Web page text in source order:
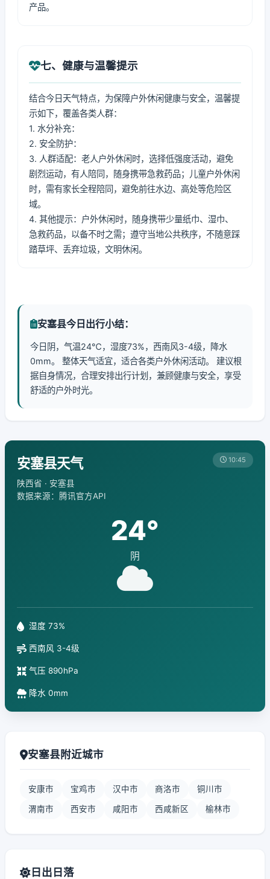
产品。
七、健康与温馨提示
结合今日天气特点，为保障户外休闲健康与安全，温馨提
示如下，覆盖各类人群：
1. 水分补充：
2. 安全防护：
3. 人群适配：老人户外休闲时，选择低强度活动，避免
剧烈运动，有人陪同，随身携带急救药品；儿童户外休闲
时，需有家长全程陪同，避免前往水边、高处等危险区
域。
4. 其他提示：户外休闲时，随身携带少量纸巾、湿巾、
急救药品，以备不时之需；遵守当地公共秩序，不随意踩
踏草坪、丢弃垃圾，文明休闲。
安塞县今日出行小结：
今日阴，气温24℃，湿度73%，西南风3-4级，降水
0mm。 整体天气适宜，适合各类户外休闲活动。 建议根
据自身情况，合理安排出行计划，兼顾健康与安全，享受
舒适的户外时光。
安塞县天气
陕西省 · 安塞县
数据来源：腾讯官方API
10:45
24°
阴
湿度 73%
西南风 3-4级
气压 890hPa
降水 0mm
安塞县附近城市
安康市 宝鸡市 汉中市 商洛市 铜川市
渭南市 西安市 咸阳市 西咸新区 榆林市
日出日落